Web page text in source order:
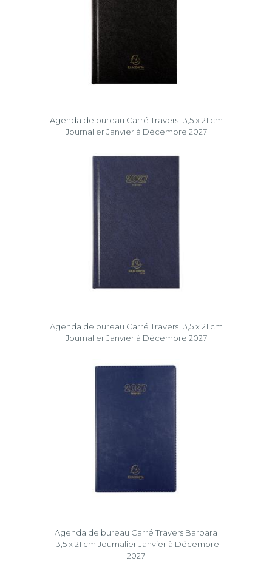
Agenda de bureau Carré Travers 13,5 x 21 cm
Journalier Janvier à Décembre 2027
Agenda de bureau Carré Travers 13,5 x 21 cm
Journalier Janvier à Décembre 2027
Agenda de bureau Carré Travers Barbara
13,5 x 21 cm Journalier Janvier à Décembre
2027